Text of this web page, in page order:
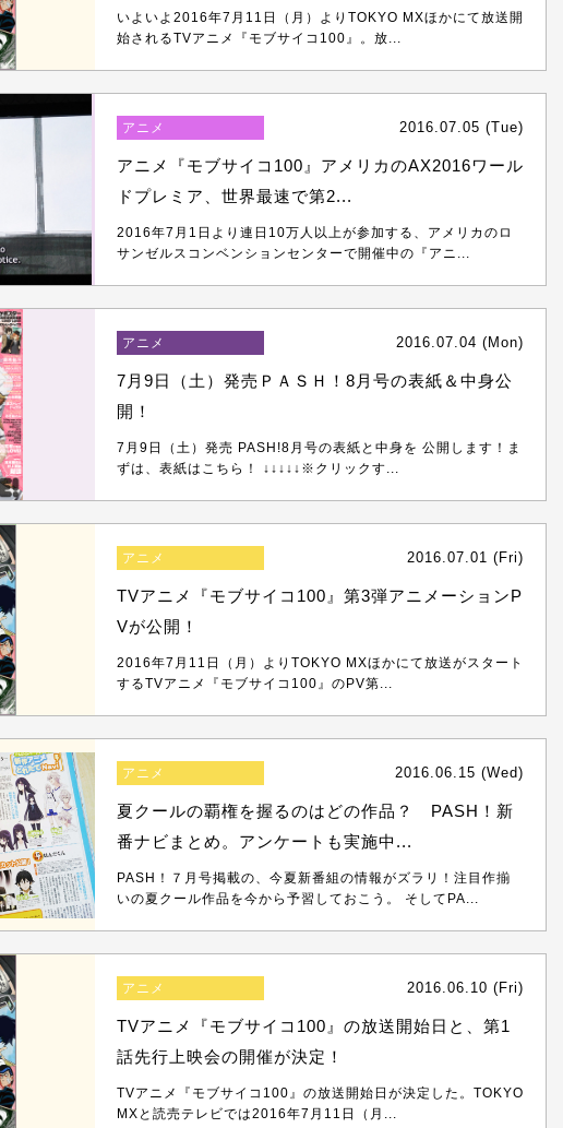
いよいよ2016年7月11日（月）よりTOKYO MXほかにて放送開
始されるTVアニメ『モブサイコ100』。放...
アニメ 2016.07.05 (Tue)
アニメ『モブサイコ100』アメリカのAX2016ワール
ドプレミア、世界最速で第2...
2016年7月1日より連日10万人以上が参加する、アメリカのロ
サンゼルスコンベンションセンターで開催中の『アニ...
アニメ 2016.07.04 (Mon)
7月9日（土）発売ＰＡＳＨ！8月号の表紙＆中身公
開！
7月9日（土）発売 PASH!8月号の表紙と中身を 公開します！ま
ずは、表紙はこちら！ ↓↓↓↓↓※クリックす...
アニメ 2016.07.01 (Fri)
TVアニメ『モブサイコ100』第3弾アニメーションP
Vが公開！
2016年7月11日（月）よりTOKYO MXほかにて放送がスタート
するTVアニメ『モブサイコ100』のPV第...
アニメ 2016.06.15 (Wed)
夏クールの覇権を握るのはどの作品？ PASH！新
番ナビまとめ。アンケートも実施中...
PASH！７月号掲載の、今夏新番組の情報がズラリ！注目作揃
いの夏クール作品を今から予習しておこう。 そしてPA...
アニメ 2016.06.10 (Fri)
TVアニメ『モブサイコ100』の放送開始日と、第1
話先行上映会の開催が決定！
TVアニメ『モブサイコ100』の放送開始日が決定した。TOKYO
MXと読売テレビでは2016年7月11日（月...